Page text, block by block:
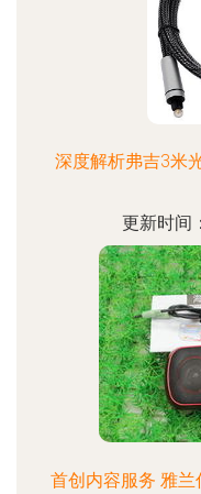
深度解析弗吉3米
更新时间
首创内容服务 雅